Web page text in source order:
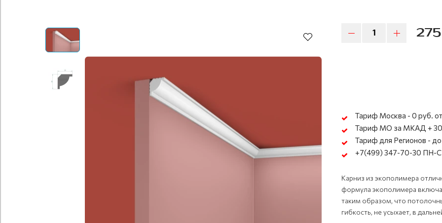
Тариф Москва - 0 руб.
Тариф МО за МКАД +
Тариф для Регионов -
+7(499) 347-70-30 ПН-
Карниз из экополимера
формула экополимера
таким образом, что
гибкость, не усыхает, в